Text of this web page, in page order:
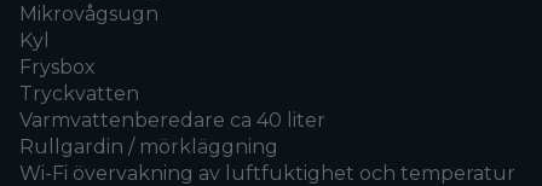
Mikrovågsugn
Kyl
Frysbox
Tryckvatten
Varmvattenberedare ca 40 liter
Rullgardin / mörkläggning
Wi-Fi övervakning av luftfuktighet och temperatur